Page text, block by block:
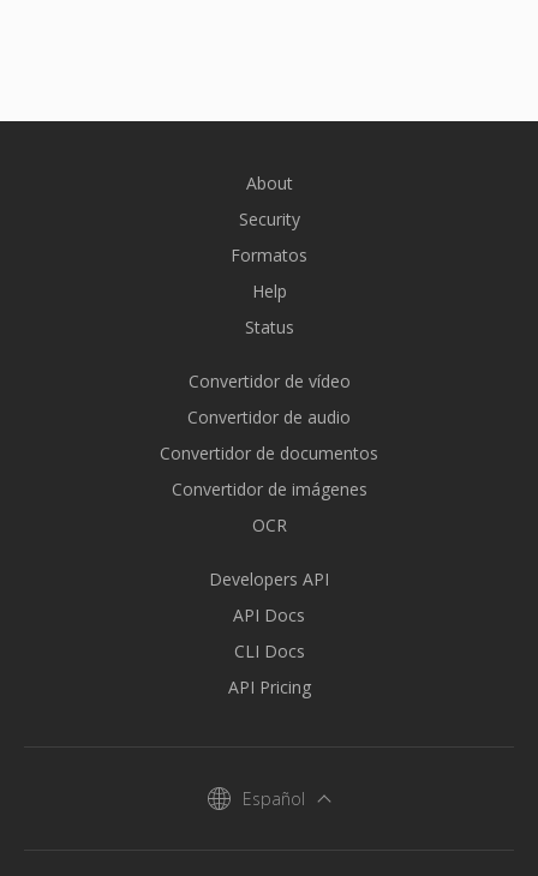
About
Security
Formatos
Help
Status
Convertidor de vídeo
Convertidor de audio
Convertidor de documentos
Convertidor de imágenes
OCR
Developers API
API Docs
CLI Docs
API Pricing
Español